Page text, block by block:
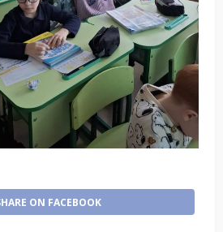
ON FACEBOOK